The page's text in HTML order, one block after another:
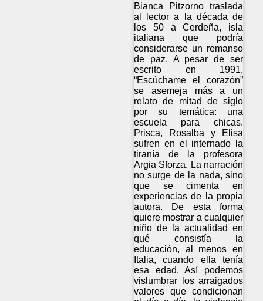
Bianca Pitzorno traslada
al lector a la década de
los 50 a Cerdeña, isla
italiana que podría
considerarse un remanso
de paz. A pesar de ser
escrito en 1991,
“Escúchame el corazón”
se asemeja más a un
relato de mitad de siglo
por su temática: una
escuela para chicas.
Prisca, Rosalba y Elisa
sufren en el internado la
tiranía de la profesora
Argia Sforza. La narración
no surge de la nada, sino
que se cimenta en
experiencias de la propia
autora. De esta forma
quiere mostrar a cualquier
niño de la actualidad en
qué consistía la
educación, al menos en
Italia, cuando ella tenía
esa edad. Así podemos
vislumbrar los arraigados
valores que condicionan